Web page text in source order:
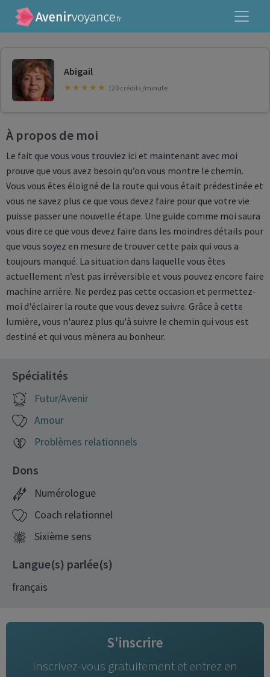
Abigail
120 crédits /minute
À propos de moi
Le fait que vous vous trouviez ici et maintenant avec moi
prouve que vous avez besoin qu’on vous montre le chemin.
Vous vous êtes éloigné de la route qui vous était prédestinée et
vous ne savez plus ce que vous devez faire pour que votre vie
puisse passer une nouvelle étape. Une guide comme moi saura
vous dire ce que vous devez faire dans les moindres détails pour
que vous soyez en mesure de trouver cette paix qui vous a
toujours manqué. La situation dans laquelle vous êtes
actuellement n’est pas irréversible et vous pouvez encore faire
machine arrière. Ne perdez pas cette occasion et permettez-
moi d'éclairer la route que vous devez suivre. Grâce à cette
lumière, vous n'aurez plus qu'à suivre le chemin qui vous est
destiné et qui vous mènera au bonheur.
Spécialités
Futur/Avenir
Amour
Problèmes relationnels
Dons
Numérologue
Coach relationnel
Sixième sens
Langue(s) parlée(s)
français
S'inscrire
Inscrivez-vous gratuitement et entrez en